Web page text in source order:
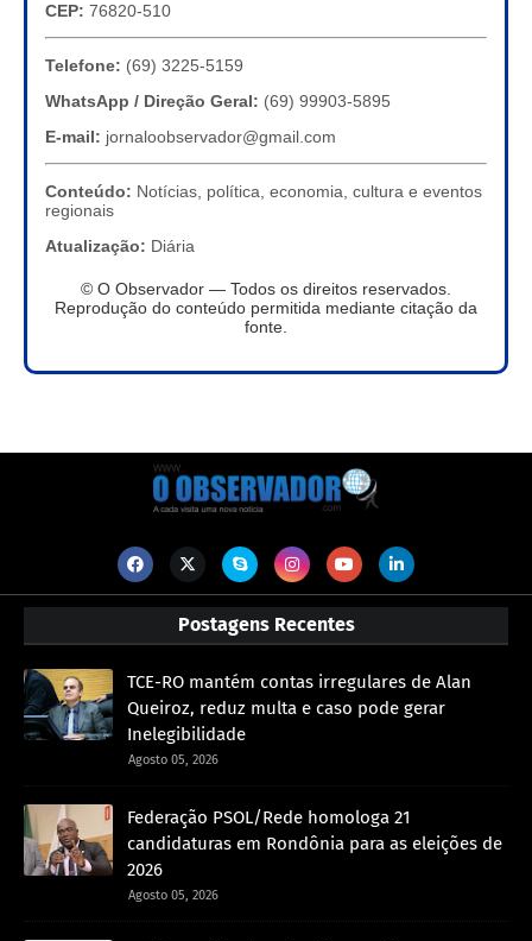
CEP: 76820-510
Telefone: (69) 3225-5159
WhatsApp / Direção Geral: (69) 99903-5895
E-mail: jornaloobservador@gmail.com
Conteúdo: Notícias, política, economia, cultura e eventos
regionais
Atualização: Diária
© O Observador — Todos os direitos reservados.
Reprodução do conteúdo permitida mediante citação da
fonte.
Postagens Recentes
TCE-RO mantém contas irregulares de Alan
Queiroz, reduz multa e caso pode gerar
Inelegibilidade
Agosto 05, 2026
Federação PSOL/Rede homologa 21
candidaturas em Rondônia para as eleições de
2026
Agosto 05, 2026